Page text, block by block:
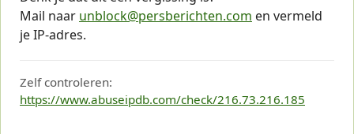
Mail naar unblock@persberichten.com en vermeld
je IP-adres.
Zelf controleren:
https://www.abuseipdb.com/check/216.73.216.185